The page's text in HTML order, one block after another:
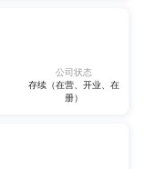
公司状态
存续（在营、开业、在
册）